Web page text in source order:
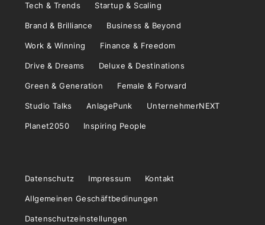
Tech & Trends Startup & Scaling
Brand & Brilliance Business & Beyond
Work & Winning Finance & Freedom
Drive & Dreams Deluxe & Destinations
Green & Generation Female & Forward
Studio Talks AnlagePunk UnternehmerNEXT
Planet2050 Inspiring People
Datenschutz Impressum Kontakt
Allgemeinen Geschäftbedinungen
Datenschutzeinstellungen